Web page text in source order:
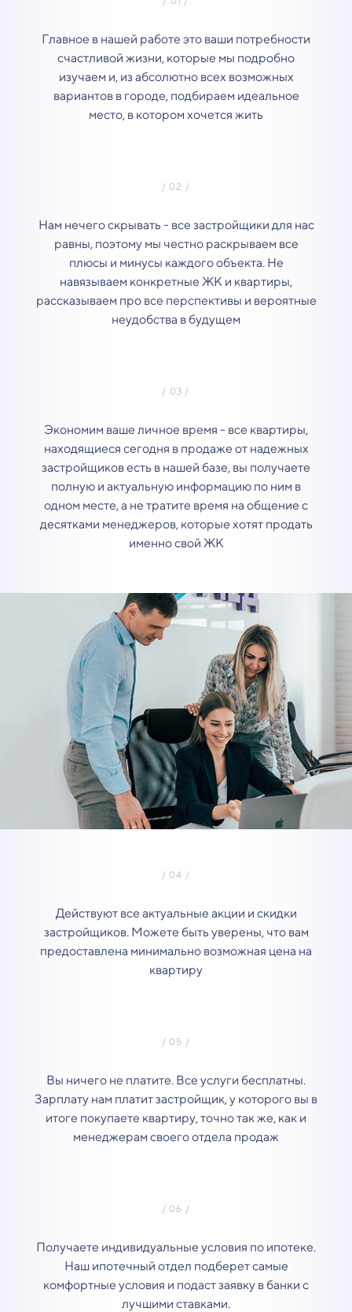
Главное в нашей работе это ваши потребности
счастливой жизни, которые мы подробно
изучаем и, из абсолютно всех возможных
вариантов в городе, подбираем идеальное
место, в котором хочется жить
Нам нечего скрывать - все застройщики для нас
равны, поэтому мы честно раскрываем все
плюсы и минусы каждого объекта. Не
навязываем конкретные ЖК и квартиры,
рассказываем про все перспективы и вероятные
неудобства в будущем
Экономим ваше личное время - все квартиры,
находящиеся сегодня в продаже от надежных
застройщиков есть в нашей базе, вы получаете
полную и актуальную информацию по ним в
одном месте, а не тратите время на общение с
десятками менеджеров, которые хотят продать
именно свой ЖК
Действуют все актуальные акции и скидки
застройщиков. Можете быть уверены, что вам
предоставлена минимально возможная цена на
квартиру
Вы ничего не платите. Все услуги бесплатны.
Зарплату нам платит застройщик, у которого вы в
итоге покупаете квартиру, точно так же, как и
менеджерам своего отдела продаж
Получаете индивидуальные условия по ипотеке.
Наш ипотечный отдел подберет самые
комфортные условия и подаст заявку в банки с
лучшими ставками.